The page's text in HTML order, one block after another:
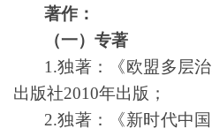
著作：
（一）专著
1.独著：《欧盟多层
出版社2010年出版；
2.独著：《新时代中